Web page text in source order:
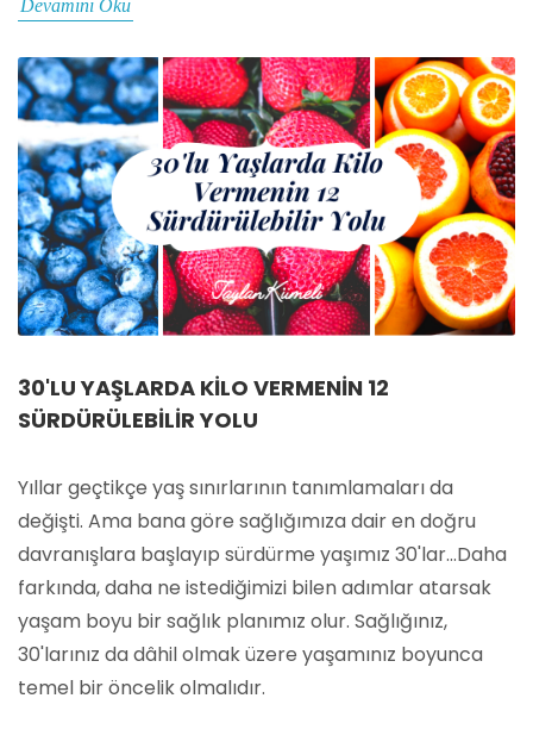
Devamını Oku
30'LU YAŞLARDA KILO VERMENIN 12
SÜRDÜRÜLEBILIR YOLU
Yıllar geçtikçe yaş sınırlarının tanımlamaları da
değişti. Ama bana göre sağlığımıza dair en doğru
davranışlara başlayıp sürdürme yaşımız 30'lar...Daha
farkında, daha ne istediğimizi bilen adımlar atarsak
yaşam boyu bir sağlık planımız olur. Sağlığınız,
30'larınız da dâhil olmak üzere yaşamınız boyunca
temel bir öncelik olmalıdır.